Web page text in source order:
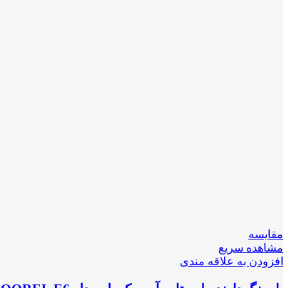
مقایسه
مشاهده سریع
افزودن به علاقه مندی